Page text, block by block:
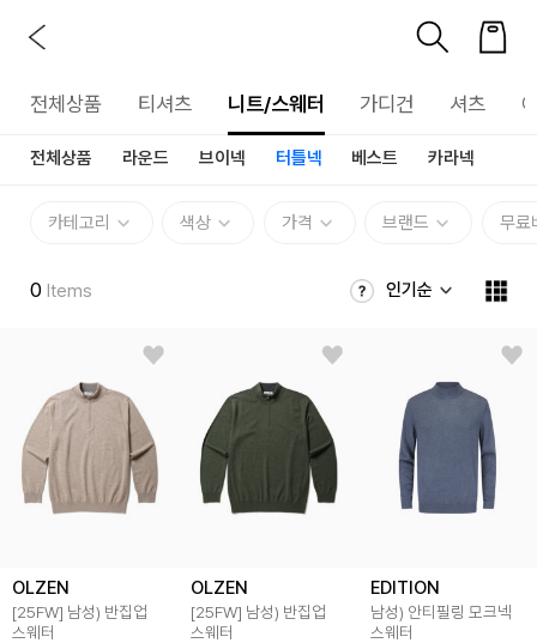
전체상품 티셔츠 니트/스웨터 가디건 셔츠
전체상품 라운드 브이넥 터틀넥 베스트 카라넥
카테고리 색상 가격 브랜드 무료
0 Items 인기순
OLZEN
[25FW] 남성) 반집업
스웨터
OLZEN
[25FW] 남성) 반집업
스웨터
EDITION
남성) 안티필링 모크넥
스웨터